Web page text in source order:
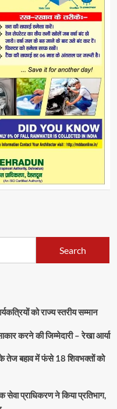
Search
को राज्य स्तरीय सम्मान
करने की जिम्मेदारी – रेखा आर्या
के तेज बहाव में फंसे 18 शिवभक्तों को
सेवा प्राधिकरण ने किया प्रतिभाग,